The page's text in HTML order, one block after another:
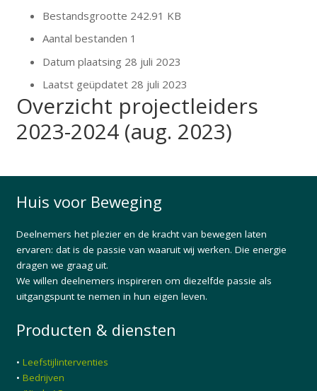
Bestandsgrootte 242.91 KB
Aantal bestanden 1
Datum plaatsing 28 juli 2023
Laatst geüpdatet 28 juli 2023
Overzicht projectleiders
2023-2024 (aug. 2023)
Huis voor Beweging
Deelnemers het plezier en de kracht van bewegen laten
ervaren: dat is de passie van waaruit wij werken. Die energie
dragen we graag uit.
We willen deelnemers inspireren om diezelfde passie als
uitgangspunt te nemen in hun eigen leven.
Producten & diensten
• Leefstijlinterventies
• Bedrijven